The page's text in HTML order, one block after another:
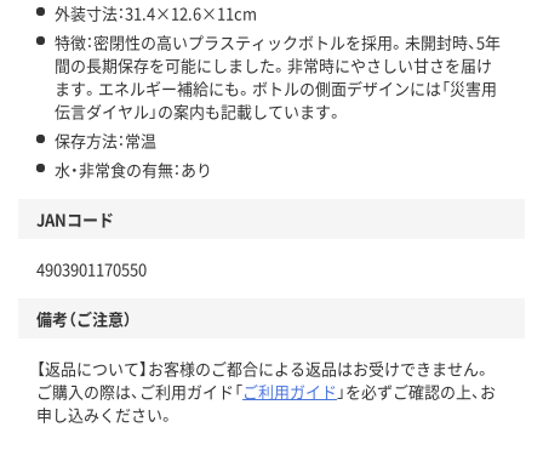
外装寸法：31.4×12.6×11cm
特徴：密閉性の高いプラスティックボトルを採用。未開封時、5年
間の長期保存を可能にしました。非常時にやさしい甘さを届け
ます。エネルギー補給にも。ボトルの側面デザインには「災害用
伝言ダイヤル」の案内も記載しています。
保存方法：常温
水・非常食の有無：あり
JANコード
4903901170550
備考（ご注意）
【返品について】お客様のご都合による返品はお受けできません。
ご購入の際は、ご利用ガイド「ご利用ガイド 」を必ずご確認の上、お
申し込みください。